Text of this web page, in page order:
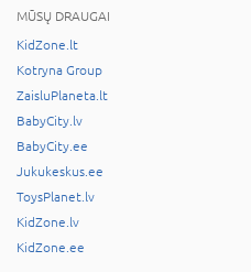
MŪSŲ DRAUGAI
KidZone.lt
Kotryna Group
ZaisluPlaneta.lt
BabyCity.lv
BabyCity.ee
Jukukeskus.ee
ToysPlanet.lv
KidZone.lv
KidZone.ee